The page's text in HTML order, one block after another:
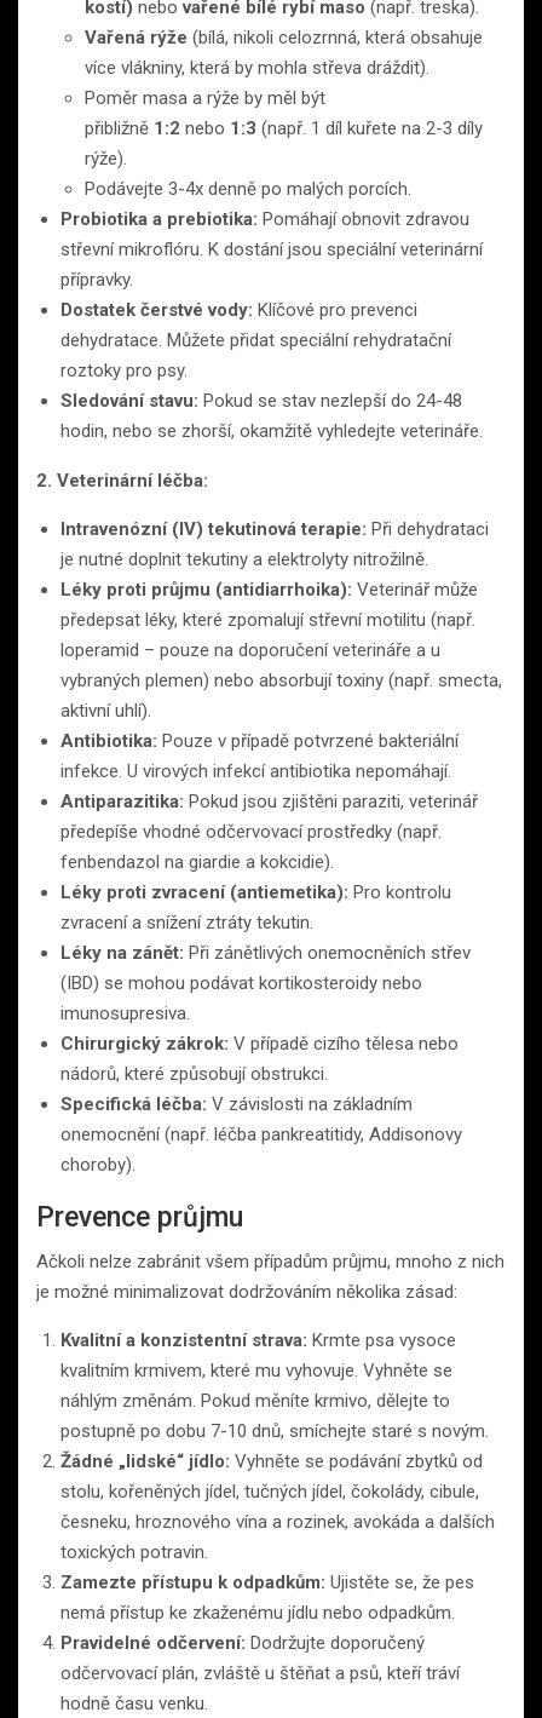
kostí) nebovařené bílé rybí maso (např. treska).
Vařená rýže (bílá, nikoli celozrnná, která obsahuje
více vlákniny, která by mohla střeva dráždit).
Poměr masa a rýže by měl být
přibližně 1:2 nebo 1:3 (např. 1 díl kuřete na 2-3 díly
rýže).
Podávejte 3-4x denně po malých porcích.
Probiotika a prebiotika: Pomáhají obnovit zdravou
střevní mikroflóru. K dostání jsou speciální veterinární
přípravky.
Dostatek čerstvé vody: Klíčové pro prevenci
dehydratace. Můžete přidat speciální rehydratační
roztoky pro psy.
Sledování stavu: Pokud se stav nezlepší do 24-48
hodin, nebo se zhorší, okamžitě vyhledejte veterináře.
2. Veterinární léčba:
Intravenózní (IV) tekutinová terapie: Při dehydrataci
je nutné doplnit tekutiny a elektrolyty nitrožilně.
Léky proti průjmu (antidiarrhoika): Veterinář může
předepsat léky, které zpomalují střevní motilitu (např.
loperamid – pouze na doporučení veterináře a u
vybraných plemen) nebo absorbují toxiny (např. smecta,
aktivní uhlí).
Antibiotika: Pouze v případě potvrzené bakteriální
infekce. U virových infekcí antibiotika nepomáhají.
Antiparazitika: Pokud jsou zjištěni paraziti, veterinář
předepíše vhodné odčervovací prostředky (např.
fenbendazol na giardie a kokcidie).
Léky proti zvracení (antiemetika): Pro kontrolu
zvracení a snížení ztráty tekutin.
Léky na zánět: Při zánětlivých onemocněních střev
(IBD) se mohou podávat kortikosteroidy nebo
imunosupresiva.
Chirurgický zákrok: V případě cizího tělesa nebo
nádorů, které způsobují obstrukci.
Specifická léčba: V závislosti na základním
onemocnění (např. léčba pankreatitidy, Addisonovy
choroby).
Prevence průjmu
Ačkoli nelze zabránit všem případům průjmu, mnoho z nich
je možné minimalizovat dodržováním několika zásad:
Kvalitní a konzistentní strava: Krmte psa vysoce
kvalitním krmivem, které mu vyhovuje. Vyhněte se
náhlým změnám. Pokud měníte krmivo, dělejte to
postupně po dobu 7-10 dnů, smíchejte staré s novým.
Žádné „lidské“ jídlo: Vyhněte se podávání zbytků od
stolu, kořeněných jídel, tučných jídel, čokolády, cibule,
česneku, hroznového vína a rozinek, avokáda a dalších
toxických potravin.
Zamezte přístupu k odpadkům: Ujistěte se, že pes
nemá přístup ke zkaženému jídlu nebo odpadkům.
Pravidelné odčervení: Dodržujte doporučený
odčervovací plán, zvláště u štěňat a psů, kteří tráví
hodně času venku.